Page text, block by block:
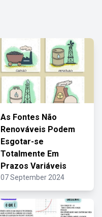
As Fontes Não
Renováveis Podem
Esgotar-se
Totalmente Em
Prazos Variáveis
07 September 2024